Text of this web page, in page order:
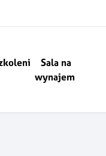
Sala na
wynajem